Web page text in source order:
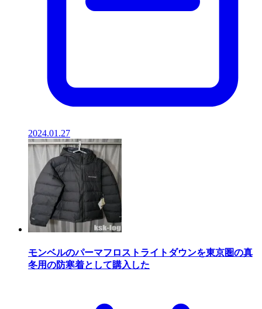
2024.01.27
モンベルのパーマフロストライトダウンを東京圏の真
冬用の防寒着として購入した